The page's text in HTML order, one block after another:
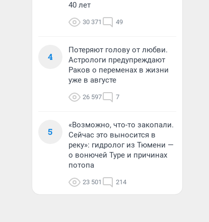
40 лет
30 371 49
4
Потеряют голову от любви.
Астрологи предупреждают
Раков о переменах в жизни
уже в августе
26 597 7
5
«Возможно, что-то закопали.
Сейчас это выносится в
реку»: гидролог из Тюмени —
о вонючей Туре и причинах
потопа
23 501 214